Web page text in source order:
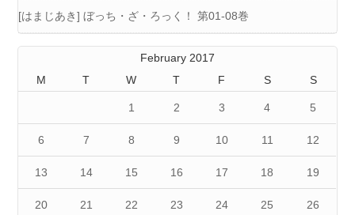
[はまじあき] ぼっち・ざ・ろっく！ 第01-08巻
February 2017
M
T W T F S S
1 2 3 4 5
6 7 8 9 10 11 12
13 14 15 16 17 18 19
20 21 22 23 24 25 26